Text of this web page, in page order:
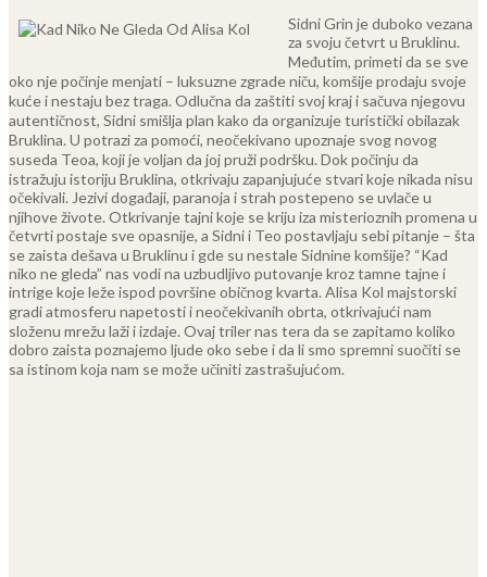
Sidni Grin je duboko vezana
za svoju četvrt u Bruklinu.
Međutim, primeti da se sve
oko nje počinje menjati – luksuzne zgrade niču, komšije prodaju svoje
kuće i nestaju bez traga. Odlučna da zaštiti svoj kraj i sačuva njegovu
autentičnost, Sidni smišlja plan kako da organizuje turistički obilazak
Bruklina. U potrazi za pomoći, neočekivano upoznaje svog novog
suseda Teoa, koji je voljan da joj pruži podršku. Dok počinju da
istražuju istoriju Bruklina, otkrivaju zapanjujuće stvari koje nikada nisu
očekivali. Jezivi događaji, paranoja i strah postepeno se uvlače u
njihove živote. Otkrivanje tajni koje se kriju iza misterioznih promena u
četvrti postaje sve opasnije, a Sidni i Teo postavljaju sebi pitanje – šta
se zaista dešava u Bruklinu i gde su nestale Sidnine komšije? “Kad
niko ne gleda” nas vodi na uzbudljivo putovanje kroz tamne tajne i
intrige koje leže ispod površine običnog kvarta. Alisa Kol majstorski
gradi atmosferu napetosti i neočekivanih obrta, otkrivajući nam
složenu mrežu laži i izdaje. Ovaj triler nas tera da se zapitamo koliko
dobro zaista poznajemo ljude oko sebe i da li smo spremni suočiti se
sa istinom koja nam se može učiniti zastrašujućom.